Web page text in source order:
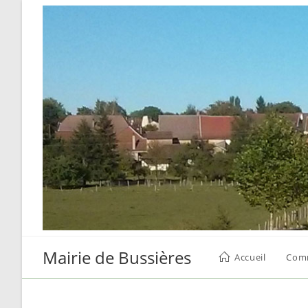
Mairie de Bussières Accueil